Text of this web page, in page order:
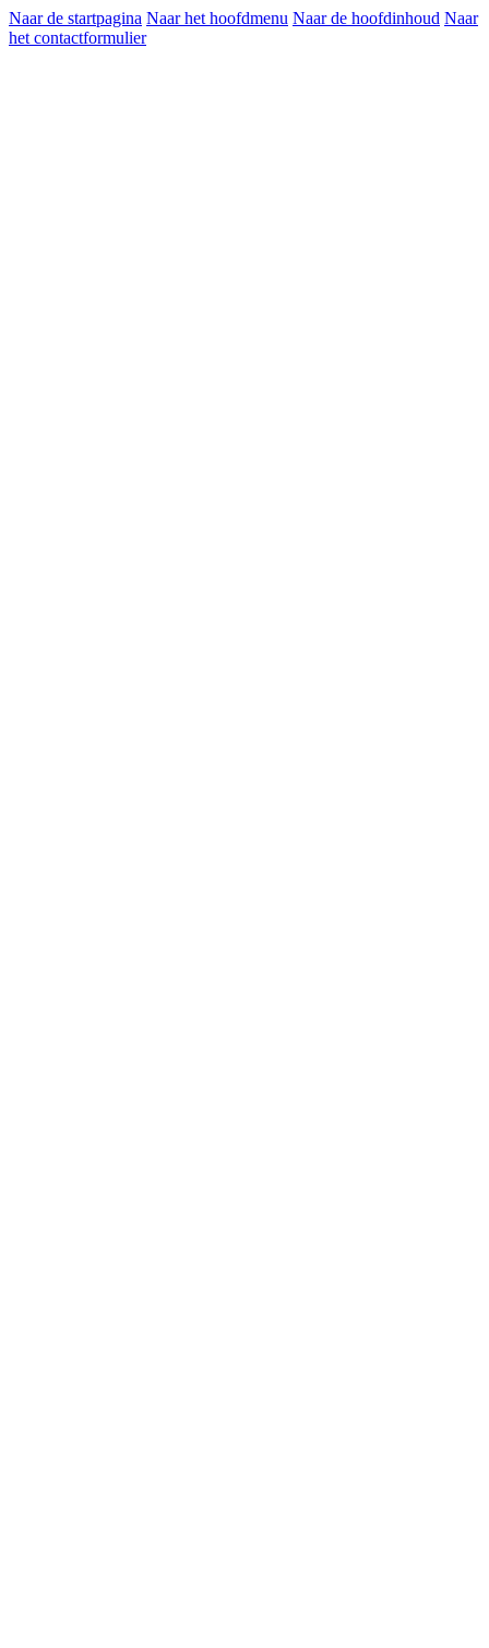
Naar de startpagina Naar het hoofdmenu Naar de hoofdinhoud Naar
het contactformulier